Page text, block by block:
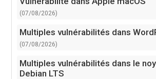
(07/08/2026)
Multiples vulnérabilités dans
(07/08/2026)
Multiples vulnérabilités dans le
Debian LTS